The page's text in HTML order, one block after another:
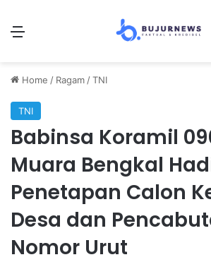
Home / Ragam /TNI
TNI
Babinsa Koramil
Muara Bengkal
Penetapan Calon
Desa dan
Nomor Urut